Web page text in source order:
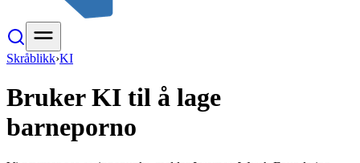
Skråblikk›KI
Bruker KI til å lage
barneporno